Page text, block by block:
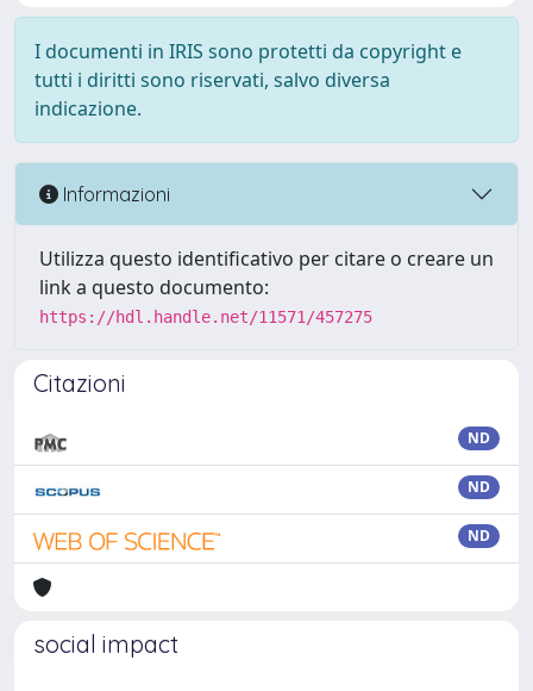
I documenti in IRIS sono protetti da copyright e
tutti i diritti sono riservati, salvo diversa
indicazione.
Informazioni
Utilizza questo identificativo per citare o creare un
link a questo documento:
https://hdl.handle.net/11571/457275
Citazioni
ND
ND
ND
social impact